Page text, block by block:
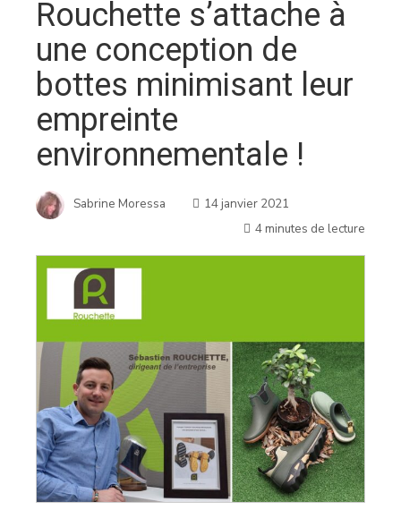
Rouchette s’attache à
une conception de
bottes minimisant leur
empreinte
environnementale !
Sabrine Moressa
14 janvier 2021
4 minutes de lecture